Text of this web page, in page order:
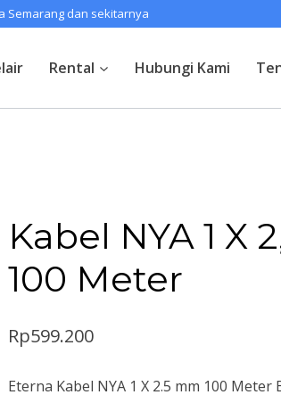
Semarang dan sekitarnya
Rental Hubungi Kami
Kabel NYA 1 X
100 Meter
Rp599.200
Eterna Kabel NYA 1 X 2.5 mm 100